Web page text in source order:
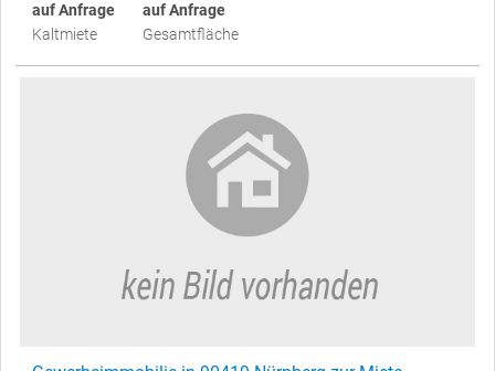
auf Anfrage
Kaltmiete
auf Anfrage
Gesamtfläche